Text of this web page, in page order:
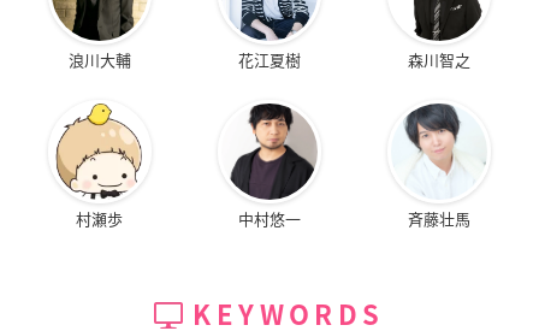
浪川大輔 花江夏樹 森川智之
村瀬歩 中村悠一 斉藤壮馬
KEYWORDS